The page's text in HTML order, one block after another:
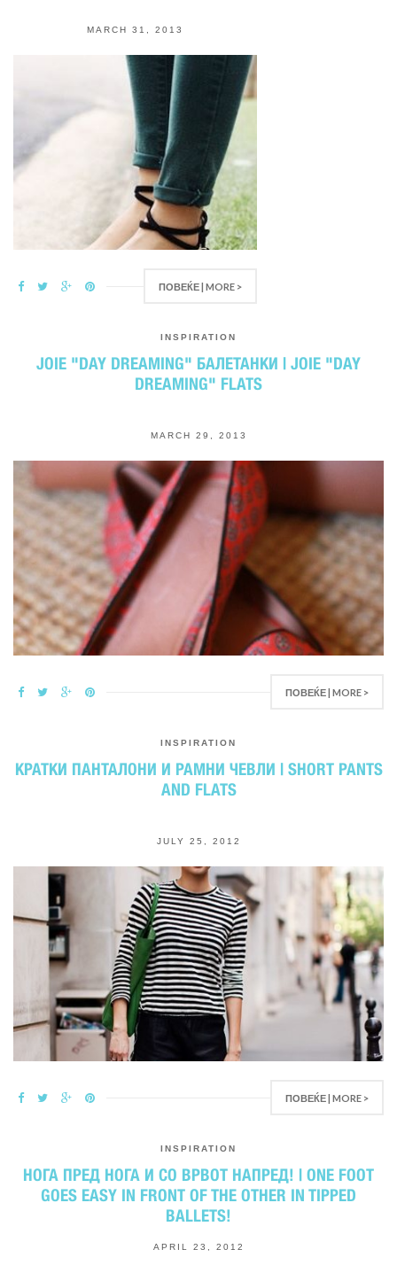
MARCH 31, 2013
ПОВЕЌЕ | MORE >
INSPIRATION
JOIE "DAY DREAMING" БАЛЕТАНКИ | JOIE "DAY
DREAMING" FLATS
MARCH 29, 2013
ПОВЕЌЕ | MORE >
INSPIRATION
КРАТКИ ПАНТАЛОНИ И РАМНИ ЧЕВЛИ | SHORT PANTS
AND FLATS
JULY 25, 2012
ПОВЕЌЕ | MORE >
INSPIRATION
НОГА ПРЕД НОГА И СО ВРВОТ НАПРЕД! | ONE FOOT
GOES EASY IN FRONT OF THE OTHER IN TIPPED
BALLETS!
APRIL 23, 2012